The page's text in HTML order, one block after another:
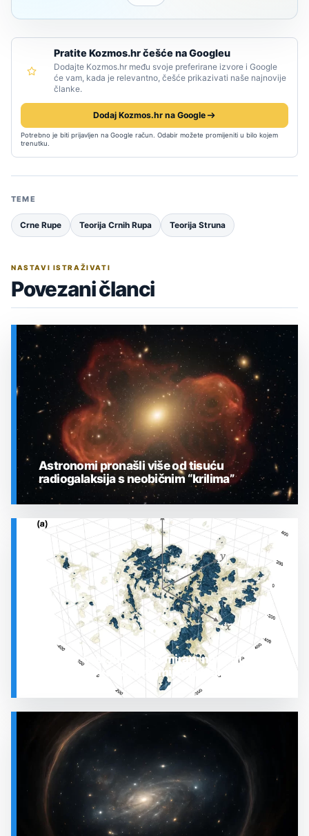
Pratite Kozmos.hr češće na Googleu
Dodajte Kozmos.hr među svoje preferirane izvore i Google
će vam, kada je relevantno, češće prikazivati naše najnovije
članke.
Dodaj Kozmos.hr na Google
Potrebno je biti prijavljen na Google račun. Odabir možete promijeniti u bilo kojem
trenutku.
TEME
Crne Rupe Teorija Crnih Rupa Teorija Struna
NASTAVI ISTRAŽIVATI
Povezani članci
SVEMIR
Astronomi pronašli više od tisuću
radiogalaksija s neobičnim “krilima”
SVEMIR
Prostor oko Sunca nije miran: nova 3D karta
otkrila plin koji stalno mijenja stanje